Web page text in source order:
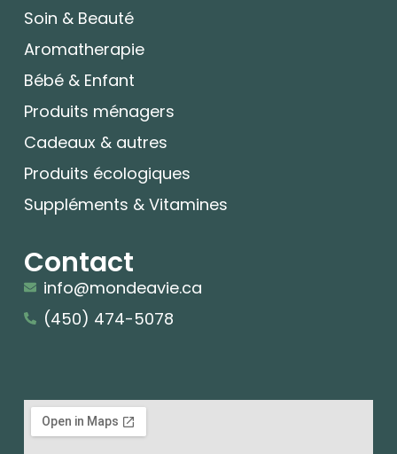
Soin & Beauté
Aromatherapie
Bébé & Enfant
Produits ménagers
Cadeaux & autres
Produits écologiques
Suppléments & Vitamines
Contact
info@mondeavie.ca
(450) 474-5078